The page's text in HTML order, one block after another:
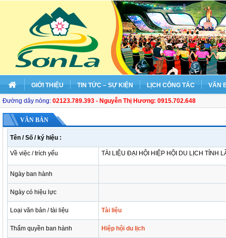
GIỚI THIỆU TIN TỨC – SỰ KIỆN LỊCH CÔNG TÁC VĂN
Đường dây nóng: 02123.789.393 - Nguyễn Thị Hương: 0915.702.648
VĂN BẢN
Tên / Số / ký hiệu :
Về việc / trích yếu TÀI LIỆU ĐẠI HỘI HIỆP HỘI DU LỊCH TỈNH
Ngày ban hành
Ngày có hiệu lực
Loại văn bản / tài liệu Tài liệu
Thẩm quyền ban hành Hiệp hội du lịch